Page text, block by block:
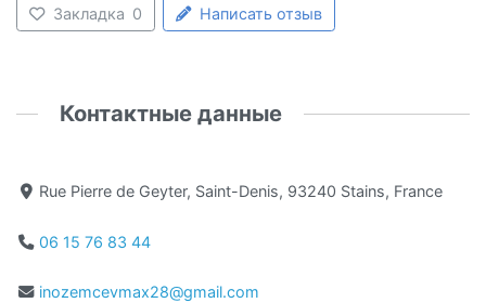
Закладка 0 Написать отзыв
Контактные данные
Rue Pierre de Geyter, Saint-Denis, 93240 Stains, France
06 15 76 83 44
inozemcevmax28@gmail.com